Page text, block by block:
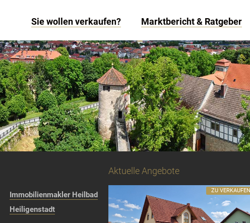
Sie wollen verkaufen? Marktbericht & Ratgeber
Immobilienmakler Heilbad
Heiligenstadt
Aktuelle Angebote
ZU VERKAUFEN